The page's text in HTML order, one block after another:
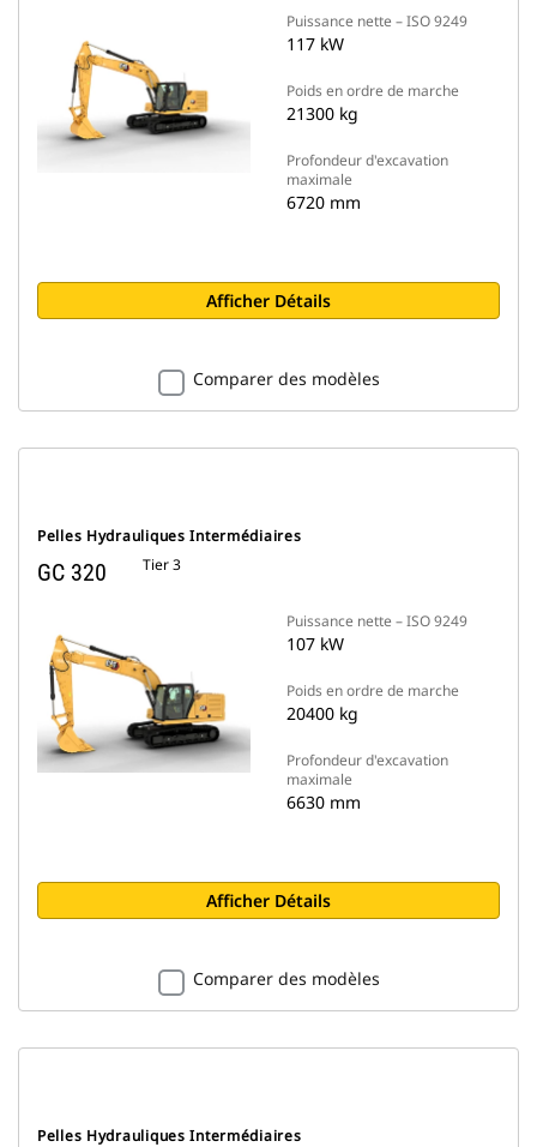
Puissance nette – ISO 9249
117 kW
Poids en ordre de marche
21300 kg
Profondeur d'excavation
maximale
6720 mm
Afficher Détails
Comparer des modèles
Pelles Hydrauliques Intermédiaires
GC 320 Tier 3
Puissance nette – ISO 9249
107 kW
Poids en ordre de marche
20400 kg
Profondeur d'excavation
maximale
6630 mm
Afficher Détails
Comparer des modèles
Pelles Hydrauliques Intermédiaires